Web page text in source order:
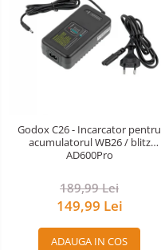
Godox C26 - Incarcator pentru
acumulatorul WB26 / blitz
AD600Pro
189,99 Lei
149,99 Lei
ADAUGA IN COS